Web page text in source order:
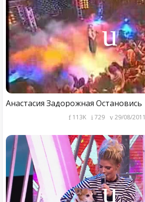
Анастасия Задорожная Остановись
113K 729 29/08/2011